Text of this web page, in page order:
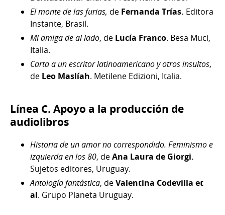
El monte de las furias, de Fernanda Trías. Editora
Instante, Brasil.
Mi amiga de al lado, de Lucía Franco. Besa Muci,
Italia.
Carta a un escritor latinoamericano y otros insultos,
de Leo Maslíah. Metilene Edizioni, Italia.
Línea C. Apoyo a la producción de
audiolibros
Historia de un amor no correspondido. Feminismo e
izquierda en los 80, deAna Laura de Giorgi.
Sujetos editores, Uruguay.
Antología fantástica, deValentina Codevilla et
al. Grupo Planeta Uruguay.